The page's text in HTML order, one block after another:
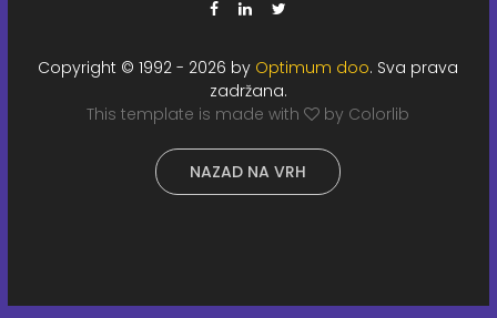
Copyright © 1992 - 2026 by Optimum doo. Sva prava
zadržana.
This template is made with
by Colorlib
NAZAD NA VRH